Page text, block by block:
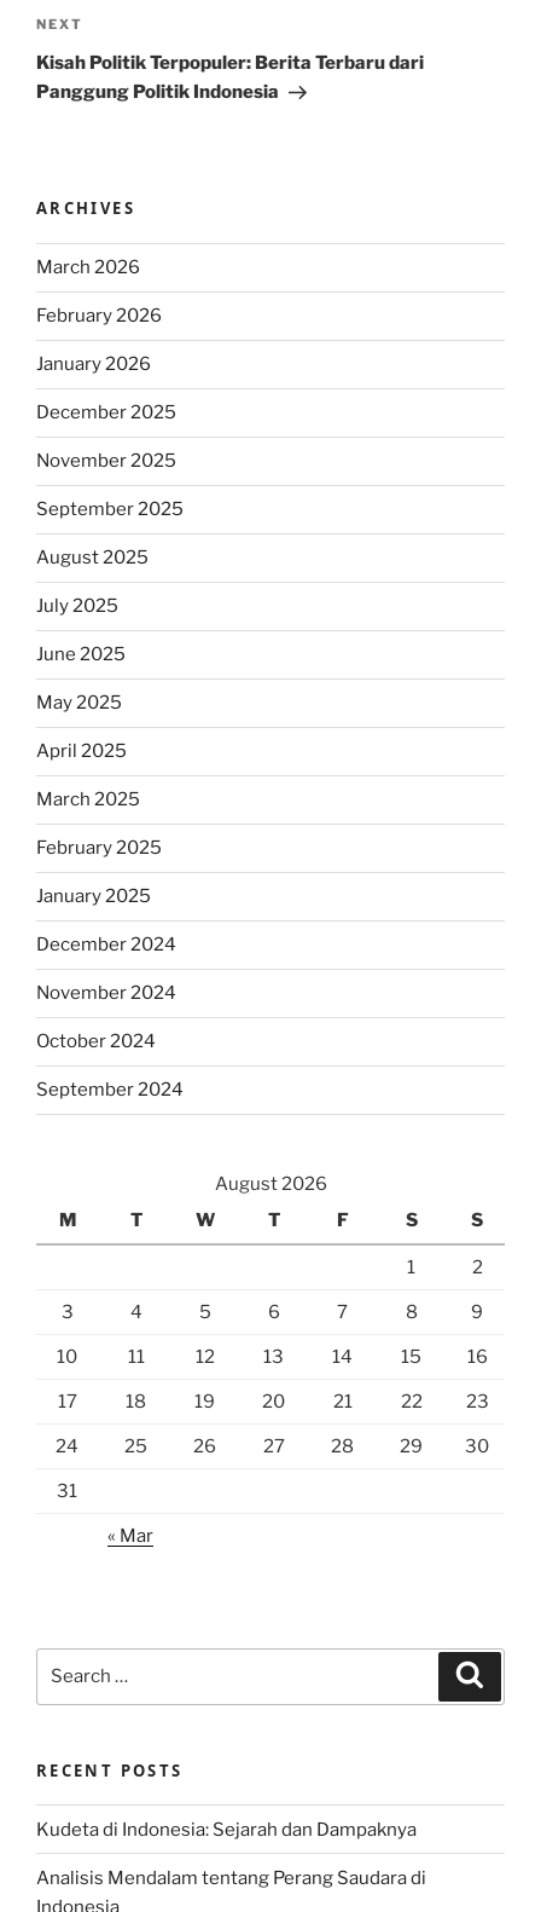
Next
Post
NEXT
Kisah Politik Terpopuler: Berita Terbaru dari
Panggung Politik Indonesia
ARCHIVES
March 2026
February 2026
January 2026
December 2025
November 2025
September 2025
August 2025
July 2025
June 2025
May 2025
April 2025
March 2025
February 2025
January 2025
December 2024
November 2024
October 2024
September 2024
August 2026
M
T W T F S S
1 2
3 4 5 6 7 8 9
10 11 12 13 14 15 16
17 18 19 20 21 22 23
24 25 26 27 28 29 30
31
« Mar
RECENT POSTS
Kudeta di Indonesia: Sejarah dan Dampaknya
Analisis Mendalam tentang Perang Saudara di
Indonesia